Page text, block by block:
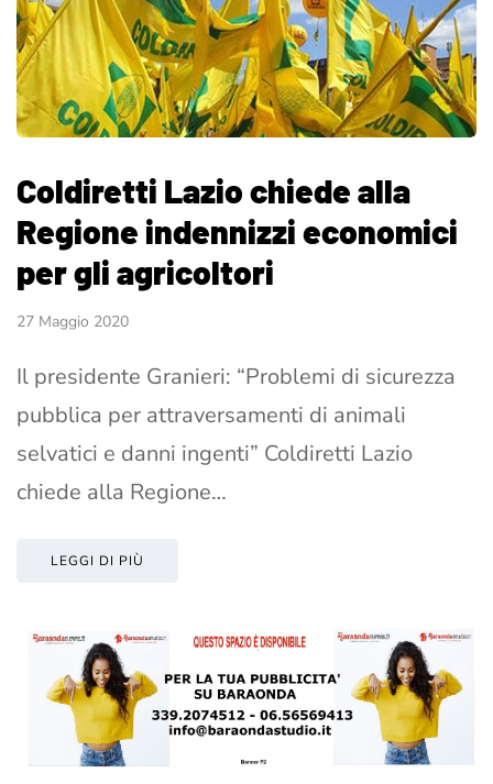
Coldiretti Lazio chiede alla
Regione indennizzi economici
per gli agricoltori
27 Maggio 2020
Il presidente Granieri: “Problemi di sicurezza
pubblica per attraversamenti di animali
selvatici e danni ingenti” Coldiretti Lazio
chiede alla Regione…
LEGGI DI PIÙ